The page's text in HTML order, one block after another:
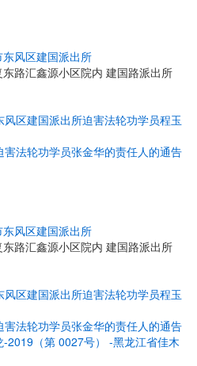
风区建国派出所
路汇鑫源小区院内 建国路派出所
区建国派出所迫害法轮功学员程玉
法轮功学员张金华的责任人的通告
风区建国派出所
路汇鑫源小区院内 建国路派出所
区建国派出所迫害法轮功学员程玉
法轮功学员张金华的责任人的通告
2019（第 0027号） -黑龙江省佳木